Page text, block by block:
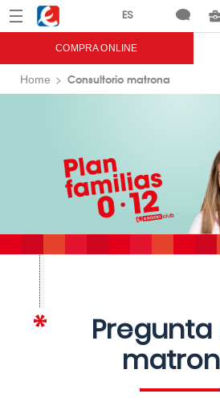
Menú Eroski
COMPRA ONLINE
Home Consultorio matrona
Pregunta